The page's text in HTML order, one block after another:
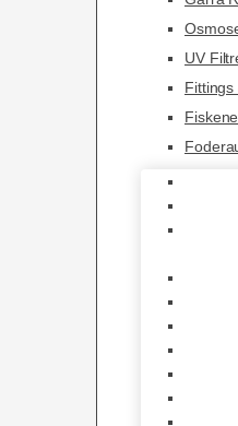
UV
Fittings